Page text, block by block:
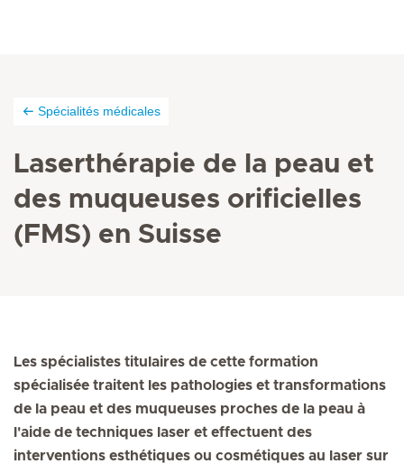
Spécialités médicales
Laserthérapie de la peau et
des muqueuses orificielles
(FMS) en Suisse
Les spécialistes titulaires de cette formation
spécialisée traitent les pathologies et transformations
de la peau et des muqueuses proches de la peau à
l'aide de techniques laser et effectuent des
interventions esthétiques ou cosmétiques au laser sur